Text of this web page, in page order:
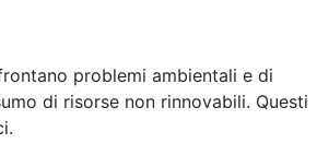
problemi ambientali e di
di risorse non rinnovabili. Questi